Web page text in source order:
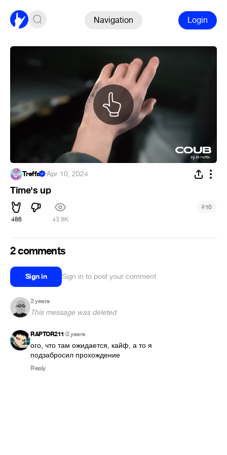
Navigation Login
Treffa ·Apr 10, 2024
Time's up
486 43.9K
#10
2 comments
Sign in Sign in to post your comment
2 years
This message was deleted
RAPTOR211•2 years
ого, что там ожидается, кайф, а то я
подзабросил прохождение
Reply